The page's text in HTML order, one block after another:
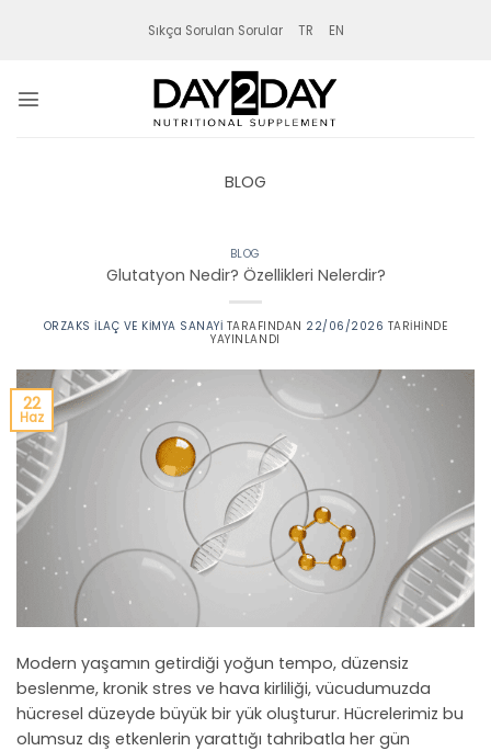
Sıkça Sorulan Sorular TR EN
BLOG
BLOG
Glutatyon Nedir? Özellikleri Nelerdir?
ORZAKS İLAÇ VE KIMYA SANAYI TARAFINDAN 22/06/2026 TARIHINDE
YAYINLANDI
22
Haz
Modern yaşamın getirdiği yoğun tempo, düzensiz
beslenme, kronik stres ve hava kirliliği, vücudumuzda
hücresel düzeyde büyük bir yük oluşturur. Hücrelerimiz bu
olumsuz dış etkenlerin yarattığı tahribatla her gün